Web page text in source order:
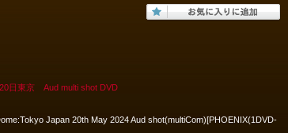
日東京 Aud multi shot DVD
Japan 20th May 2024 Aud shot(multiCom)[PHOENIX(1DVD-